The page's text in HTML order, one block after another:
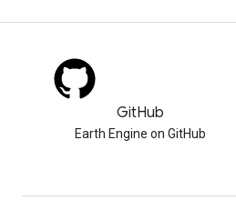
GitHub
Earth Engine on GitHub